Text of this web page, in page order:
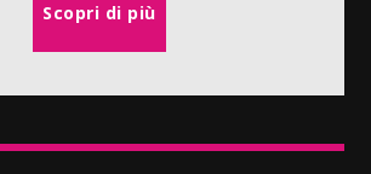
Scopri di più